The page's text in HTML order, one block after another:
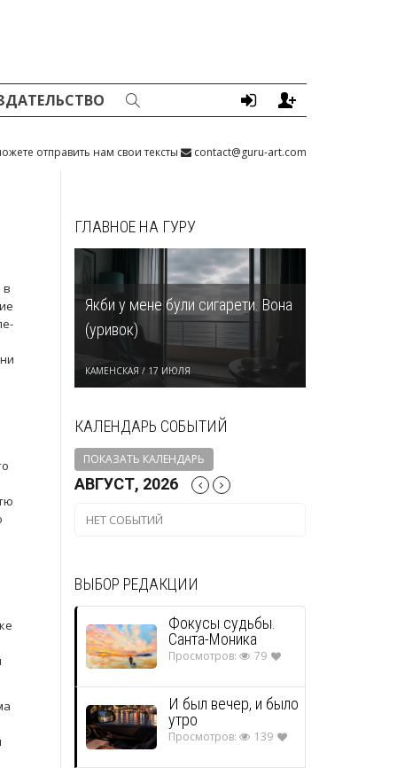
отправить нам свои тексты contact@guru-art.com
в
ГЛАВНОЕ НА ГУРУ
Якби у мене були сигарети. Вона
(уривок)
КАМЕНСКАЯ / 17 ИЮЛЯ
КАЛЕНДАРЬ СОБЫТИЙ
ПОКАЗАТЬ КАЛЕНДАРЬ
АВГУСТ, 2026
НЕТ СОБЫТИЙ
ВЫБОР РЕДАКЦИИ
Фокусы судьбы.
Санта-Моника
Просмотров: 79
И был вечер, и было
утро
Просмотров: 139